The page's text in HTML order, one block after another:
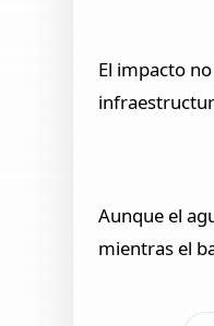
El impacto
Aunque el
mientras el